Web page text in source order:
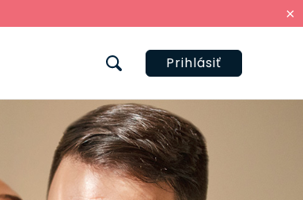
×
Prihlásiť